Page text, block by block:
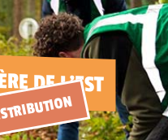
DE L'EST